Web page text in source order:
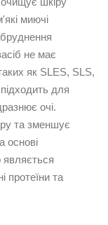
миючі
не має
як SLES, SLS,
для
очі.
та зменшує
основі
протеїни та